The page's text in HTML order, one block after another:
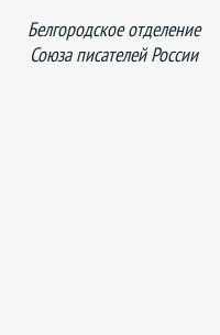
Белгородское отделение
Союза писателей России